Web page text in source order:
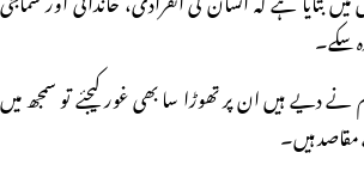
سکے۔
دیے ہیں ان پر تھوڑا سا بھی غور کیجئے تو سمجھ میں
ہیں۔